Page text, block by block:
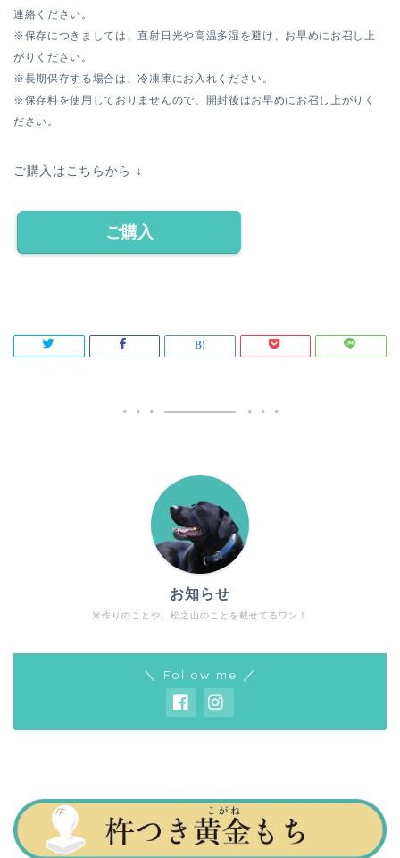
連絡ください。
※保存につきましては、直射日光や高温多湿を避け、お早めにお召し上
がりください。
※長期保存する場合は、冷凍庫にお入れください。
※保存料を使用しておりませんので、開封後はお早めにお召し上がりく
ださい。
ご購入はこちらから ↓
ご購入
米作りのことや、松之山のことを載せてるワン！
お知らせ
＼ Follow me ／
天水田棚田米のこと
ギャラリー